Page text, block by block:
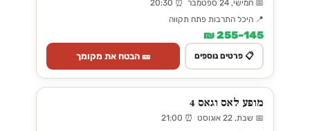
📅 חמישי, 24 ספטמבר ⏰ 20:30
📍 היכל התרבות פתח תקווה
145–255 ₪
📋 פרטים נוספים 🎫 הבטח את מקומך
מופע לאס וגאס 4
📅 שבת, 22 אוגוסט ⏰ 21:00